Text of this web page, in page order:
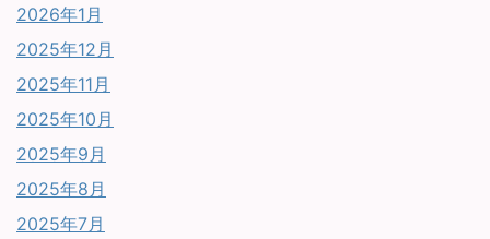
2026年1月
2025年12月
2025年11月
2025年10月
2025年9月
2025年8月
2025年7月